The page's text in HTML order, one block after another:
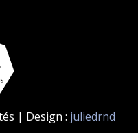
| Design : juliedrnd